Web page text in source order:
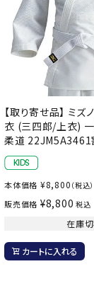
バト
バドミント
ストリング
バドミント
バドミン
シャトル
バッグ
ソックス
その他ア
ハン
【取り寄せ品】 ミ
衣 (三四郎/上衣)
柔道 22JM5A3461
本体価格 ¥8,800 （税込）
販売価格 ¥8,800 税込
在庫
カートに入れる